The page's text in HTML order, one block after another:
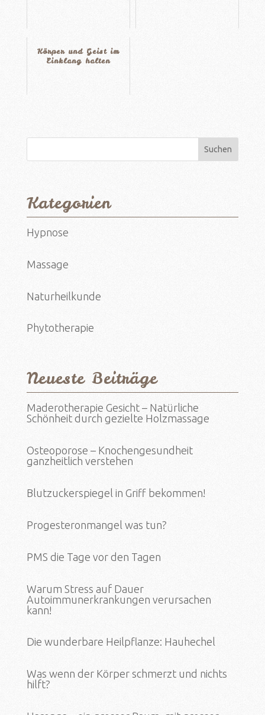
Körper und Geist im
Einklang halten
Kategorien
Hypnose
Massage
Naturheilkunde
Phytotherapie
Neueste Beiträge
Maderotherapie Gesicht – Natürliche
Schönheit durch gezielte Holzmassage
Osteoporose – Knochengesundheit
ganzheitlich verstehen
Blutzuckerspiegel in Griff bekommen!
Progesteronmangel was tun?
PMS die Tage vor den Tagen
Warum Stress auf Dauer
Autoimmunerkrankungen verursachen
kann!
Die wunderbare Heilpflanze: Hauhechel
Was wenn der Körper schmerzt und nichts
hilft?